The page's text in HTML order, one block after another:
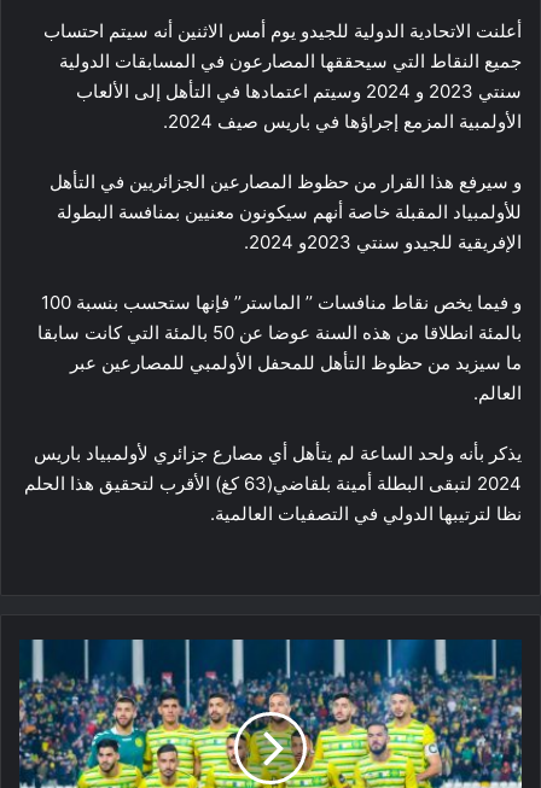
أعلنت الاتحادية الدولية للجيدو يوم أمس الاثنين أنه سيتم احتساب
جميع النقاط التي سيحققها المصارعون في المسابقات الدولية
سنتي 2023 و 2024 وسيتم اعتمادها في التأهل إلى الألعاب
الأولمبية المزمع إجراؤها في باريس صيف 2024.
و سيرفع هذا القرار من حظوظ المصارعين الجزائريين في التأهل
للأولمبياد المقبلة خاصة أنهم سيكونون معنيين بمنافسة البطولة
الإفريقية للجيدو سنتي 2023و 2024.
و فيما يخص نقاط منافسات ’’ الماستر’’ فإنها ستحسب بنسبة 100
بالمئة انطلاقا من هذه السنة عوضا عن 50 بالمئة التي كانت سابقا
ما سيزيد من حظوظ التأهل للمحفل الأولمبي للمصارعين عبر
العالم.
يذكر بأنه ولحد الساعة لم يتأهل أي مصارع جزائري لأولمبياد باريس
2024 لتبقى البطلة أمينة بلقاضي(63 كغ) الأقرب لتحقيق هذا الحلم
نظا لترتيبها الدولي في التصفيات العالمية.
الجزائر:
شبيبة
القبائل
تواجه
صفاء